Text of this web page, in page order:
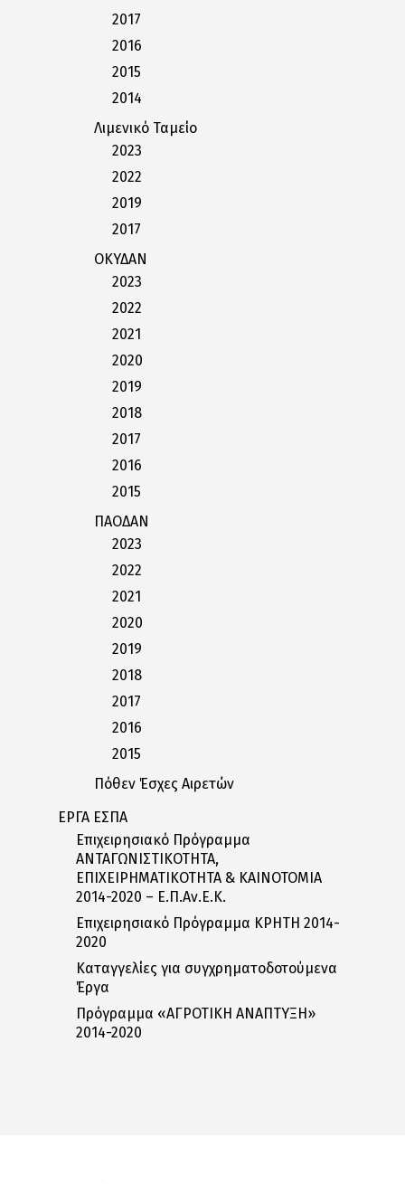
2017
2016
2015
2014
Λιμενικό Ταμείο
2023
2022
2019
2017
ΟΚΥΔΑΝ
2023
2022
2021
2020
2019
2018
2017
2016
2015
ΠΑΟΔΑΝ
2023
2022
2021
2020
2019
2018
2017
2016
2015
Πόθεν Έσχες Αιρετών
ΕΡΓΑ ΕΣΠΑ
Επιχειρησιακό Πρόγραμμα
ΑΝΤΑΓΩΝΙΣΤΙΚΟΤΗΤΑ,
ΕΠΙΧΕΙΡΗΜΑΤΙΚΟΤΗΤΑ & ΚΑΙΝΟΤΟΜΙΑ
2014-2020 – Ε.Π.Αν.Ε.Κ.
Επιχειρησιακό Πρόγραμμα ΚΡΗΤΗ 2014-
2020
Καταγγελίες για συγχρηματοδοτούμενα
Έργα
Πρόγραμμα «ΑΓΡΟΤΙΚΗ ΑΝΑΠΤΥΞΗ»
2014-2020